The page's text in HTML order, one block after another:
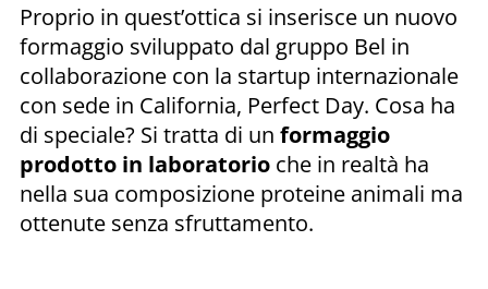
Proprio in quest’ottica si inserisce un nuovo
formaggio sviluppato dal gruppo Bel in
collaborazione con la startup internazionale
con sede in California, Perfect Day. Cosa ha
di speciale? Si tratta di un formaggio
prodotto in laboratorio che in realtà ha
nella sua composizione proteine animali ma
ottenute senza sfruttamento.